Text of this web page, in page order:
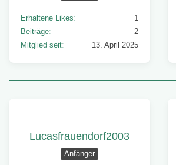
Erhaltene Likes
1
Beiträge
2
Mitglied seit
13. April 2025
Lucasfrauendorf2003
Anfänger